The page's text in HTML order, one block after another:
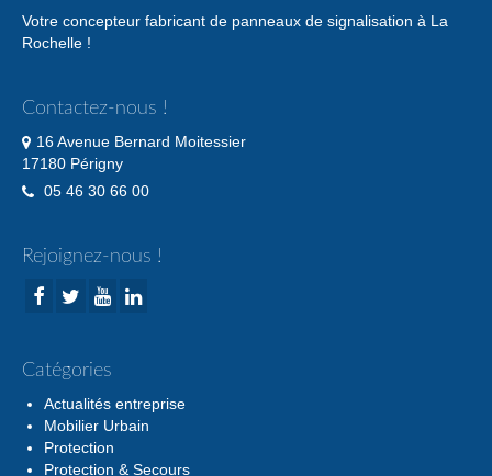
Votre concepteur fabricant de panneaux de signalisation à La
Rochelle !
Contactez-nous !
16 Avenue Bernard Moitessier
17180 Périgny
05 46 30 66 00
Rejoignez-nous !
Catégories
Actualités entreprise
Mobilier Urbain
Protection
Protection & Secours